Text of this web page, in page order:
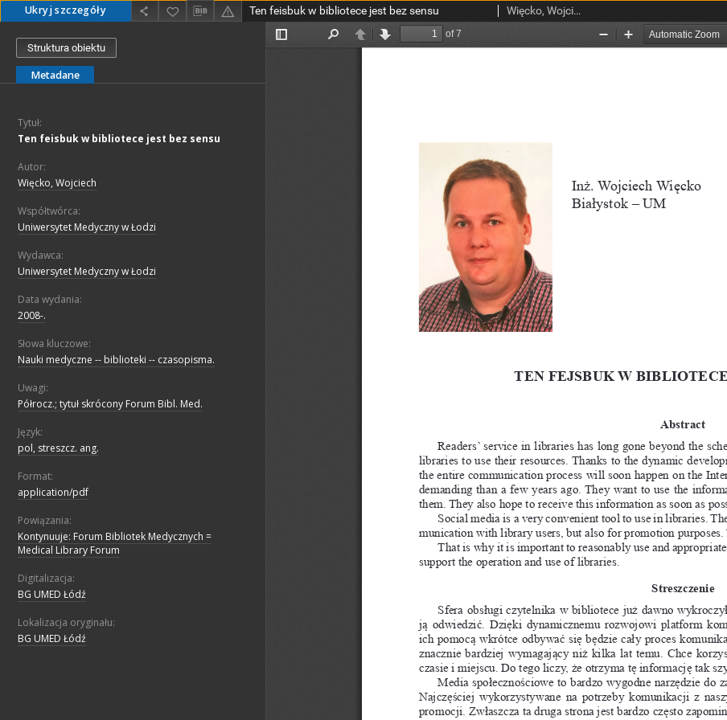
Ukryj szczegóły Ten feisbuk w bibliotece jest bez sensu Więcko, Wojciech
Struktura obiektu
Metadane
Tytuł:
Ten feisbuk w bibliotece jest bez sensu
Autor:
Więcko, Wojciech
Współtwórca:
Uniwersytet Medyczny w Łodzi
Wydawca:
Uniwersytet Medyczny w Łodzi
Data wydania:
2008-.
Słowa kluczowe:
Nauki medyczne -- biblioteki -- czasopisma.
Uwagi:
Półrocz.; tytuł skrócony Forum Bibl. Med.
Język:
pol, streszcz. ang.
Format:
application/pdf
Powiązania:
Kontynuuje: Forum Bibliotek Medycznych =
Medical Library Forum
Digitalizacja:
BG UMED Łódź
Lokalizacja oryginału:
BG UMED Łódź